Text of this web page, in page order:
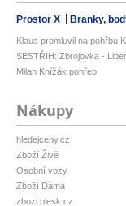
Prostor X Branky,
Klaus promluvil na pohřbu
SESTŘIH: Zbrojovka -
Milan Knížák pohřeb
Nákupy
hledejceny.cz
Zboží Živě
Osobní vozy
Zboží Dáma
zbozi.blesk.cz